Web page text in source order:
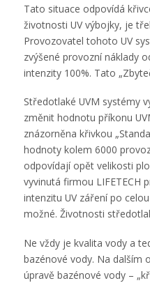
Tato situace odpovídá
životnosti UV výbojky, je
Provozovatel tohoto UV
zvýšené provozní náklady
intenzity 100%. Tato
Středotlaké UVM systémy
změnit hodnotu příkonu
znázorněna křivkou
hodnoty kolem 6000
odpovídají opět velikosti
vyvinutá firmou LIFETECH
intenzitu UV záření po
možné. Životnosti
Ne vždy je kvalita vody a
bazénové vody. Na dalším
úpravě bazénové vody –